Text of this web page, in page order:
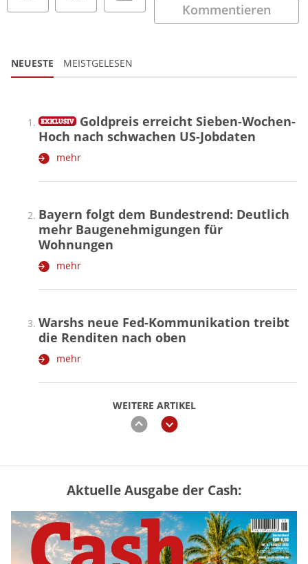
Kommentieren
NEUESTE MEISTGELESEN
WEITERE ARTIKEL
zurückweiter
Goldpreis erreicht Sieben-Wochen-
Hoch nach schwachen US-Jobdaten
mehr
Bayern folgt dem Bundestrend: Deutlich
mehr Baugenehmigungen für
Wohnungen
mehr
Warshs neue Fed-Kommunikation treibt
die Renditen nach oben
mehr
Vermieter-Zutritt: Wann Mieter
die Wohnung öffnen müssen
mehr
Aktuelle Ausgabe der Cash: